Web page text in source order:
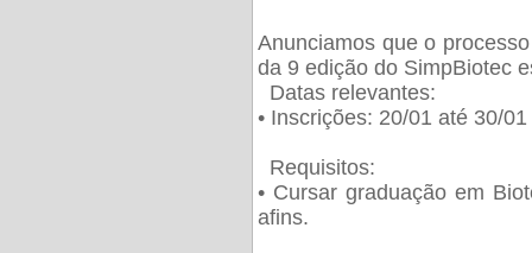
Anunciamos que o
da 9 edição do SimpBiotec
Datas relevantes:
• Inscrições: 20/01 até 30/01
Requisitos:
• Cursar graduação em
afins.